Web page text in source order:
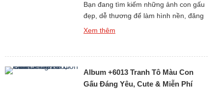
Bạn đang tìm kiếm những ảnh con gấu
đẹp, dễ thương để làm hình nền, đăng
story, hoặc chia sẻ với bạn bè? Bộ sưu
ngầu, đến những ảnh gấu […]
Xem thêm
Album +6013 Tranh Tô Màu Con
Gấu Đáng Yêu, Cute & Miễn Phí